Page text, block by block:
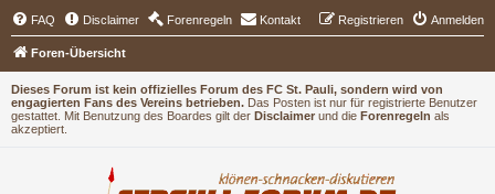
Dieses Forum ist kein offizielles Forum des FC St. Pauli, sondern wird von
engagierten Fans des Vereins betrieben. Das Posten ist nur für registrierte Benutzer
gestattet. Mit Benutzung des Boardes gilt der Disclaimer und die Forenregeln als
akzeptiert.
FAQ Disclaimer Forenregeln Kontakt Anmelden
Registrieren
Foren-Übersicht